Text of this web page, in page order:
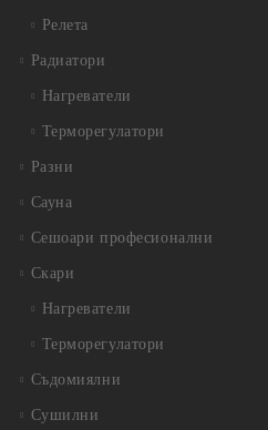
Релета
Радиатори
Нагреватели
Терморегулатори
Разни
Сауна
Сешоари професионални
Скари
Нагреватели
Терморегулатори
Съдомиялни
Сушилни